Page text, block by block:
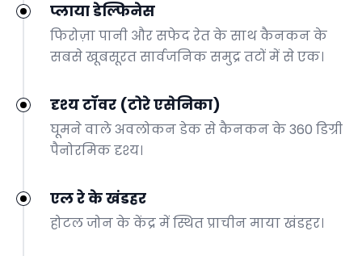
प्लाया डेल्फिनेस
फिरोज़ा पानी और सफेद रेत के साथ कैनकन के
सबसे खूबसूरत सार्वजनिक समुद्र तटों में से एक।
दृश्य टॉवर (टोरे एसेनिका)
घूमने वाले अवलोकन डेक से कैनकन के 360 डिग्री
पैनोरमिक दृश्य।
एल रे के खंडहर
होटल जोन के केंद्र में स्थित प्राचीन माया खंडहर।